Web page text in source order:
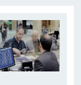
می‌دهند
حمله مسلحانه
۵۶ سال قبل در چنین روزی؛ کفش ملی ایران به شوروی صادر شد